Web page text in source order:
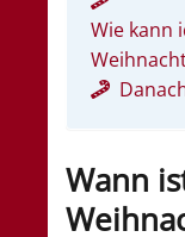
Wie kann
Wann